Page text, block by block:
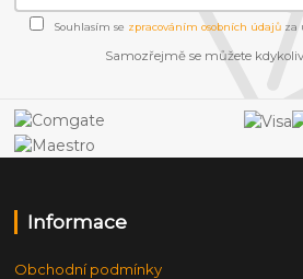
Souhlasím se zpracováním osobních údajůza
Samozřejmě se můžete
Informace
Obchodní podmínky